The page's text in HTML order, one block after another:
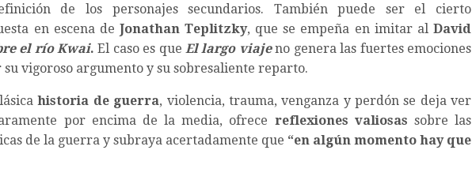
de los personajes secundarios. También puede ser el cierto
en escena de Jonathan Teplitzky, que se empeña en imitar alDavid
el río Kwai. El caso es queEl largo viajeno genera las fuertes emociones
vigoroso argumento y su sobresaliente reparto.
historia de guerra, violencia, trauma, venganza y perdón se deja ver
por encima de la media, ofrece reflexiones valiosas sobre las
de la guerra y subraya acertadamente que “en algún momento hay que